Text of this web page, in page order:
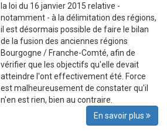
la loi du 16 janvier 2015 relative -
notamment - à la délimitation des régions,
il est désormais possible de faire le bilan
de la fusion des anciennes régions
Bourgogne / Franche-Comté, afin de
vérifier que les objectifs qu'elle devait
atteindre l'ont effectivement été. Force
est malheureusement de constater qu'il
n'en est rien, bien au contraire.
En savoir plus